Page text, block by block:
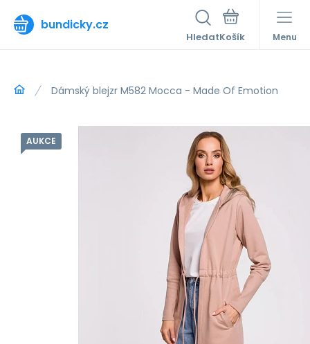
bundicky.cz
Hledat Menu
Dámský blejzr M582 Mocca - Made Of Emotion
AUKCE